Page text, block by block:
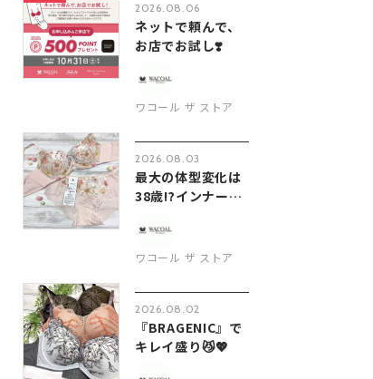
2026.08.06
ネットで頼んで、
お店でお試し❣️
ワコール ザ ストア
2026.08.03
最大の体型変化は
38歳⁉️インナー選
ワコール ザ ストア
2026.08.02
『BRAGENIC』で
キレイ盛り😼💖